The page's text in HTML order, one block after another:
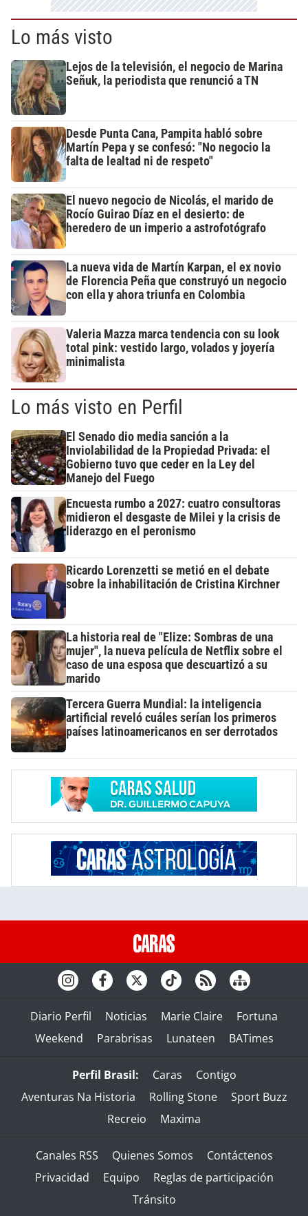
Lo más visto
Lejos de la televisión, el negocio de Marina
Señuk, la periodista que renunció a TN
Desde Punta Cana, Pampita habló sobre
Martín Pepa y se confesó: "No negocio la
falta de lealtad ni de respeto"
El nuevo negocio de Nicolás, el marido de
Rocío Guirao Díaz en el desierto: de
heredero de un imperio a astrofotógrafo
La nueva vida de Martín Karpan, el ex novio
de Florencia Peña que construyó un negocio
con ella y ahora triunfa en Colombia
Valeria Mazza marca tendencia con su look
total pink: vestido largo, volados y joyería
minimalista
Lo más visto en Perfil
El Senado dio media sanción a la
Inviolabilidad de la Propiedad Privada: el
Gobierno tuvo que ceder en la Ley del
Manejo del Fuego
Encuesta rumbo a 2027: cuatro consultoras
midieron el desgaste de Milei y la crisis de
liderazgo en el peronismo
Ricardo Lorenzetti se metió en el debate
sobre la inhabilitación de Cristina Kirchner
La historia real de "Elize: Sombras de una
mujer", la nueva película de Netflix sobre el
caso de una esposa que descuartizó a su
marido
Tercera Guerra Mundial: la inteligencia
artificial reveló cuáles serían los primeros
países latinoamericanos en ser derrotados
Diario Perfil Noticias Marie Claire
Fortuna
Weekend
Parabrisas Lunateen BATimes
Perfil Brasil: Caras
Contigo
Aventuras Na Historia
Rolling Stone
Sport Buzz
Recreio
Maxima
Canales RSS Quienes Somos
Contáctenos
Privacidad
Equipo
Reglas de participación
Tránsito